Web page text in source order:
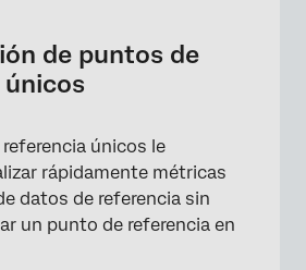
×
de puntos de
únicos
únicos le
rápidamente métricas
datos de referencia sin
un punto de referencia en